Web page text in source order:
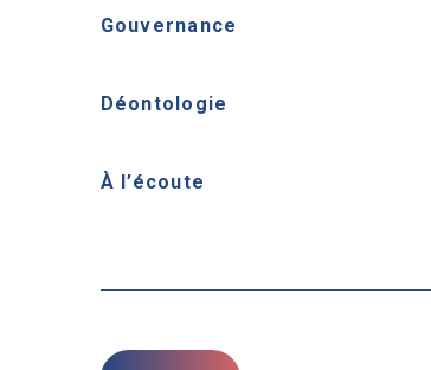
Gouvernance
Déontologie
À l’écoute